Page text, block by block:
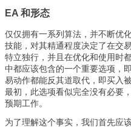
EA 和形态
仅仅拥有一系列算法，并不断优
技能，对其精通程度决定了在交
特立独行，并且在优化和使用时
中都应该包含的一个重要选项，
易动作都能反其道取代，即买入
最初，此选项看似完全没有必要
预期工作。
为了理解这个事实，我们首先应